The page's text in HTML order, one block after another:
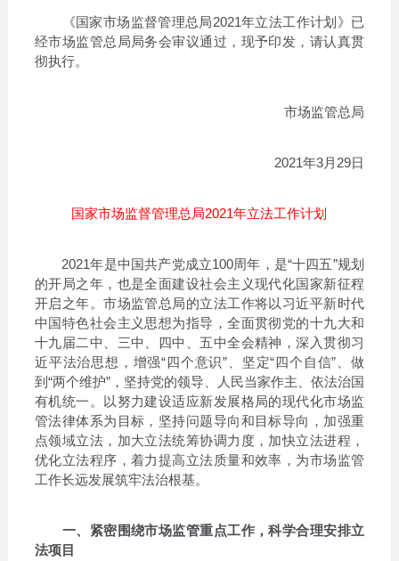
《国家市场监督管理总局2021年立法工作计划》已
经市场监管总局局务会审议通过，现予印发，请认真贯
彻执行。
市场监管总局
2021年3月29日
国家市场监督管理总局2021年立法工作计划
2021年是中国共产党成立100周年，是“十四五”规划
的开局之年，也是全面建设社会主义现代化国家新征程
开启之年。市场监管总局的立法工作将以习近平新时代
中国特色社会主义思想为指导，全面贯彻党的十九大和
十九届二中、三中、四中、五中全会精神，深入贯彻习
近平法治思想，增强“四个意识”、坚定“四个自信”、做
到“两个维护”，坚持党的领导、人民当家作主、依法治国
有机统一。以努力建设适应新发展格局的现代化市场监
管法律体系为目标，坚持问题导向和目标导向，加强重
点领域立法，加大立法统筹协调力度，加快立法进程，
优化立法程序，着力提高立法质量和效率，为市场监管
工作长远发展筑牢法治根基。
一、紧密围绕市场监管重点工作，科学合理安排立
法项目